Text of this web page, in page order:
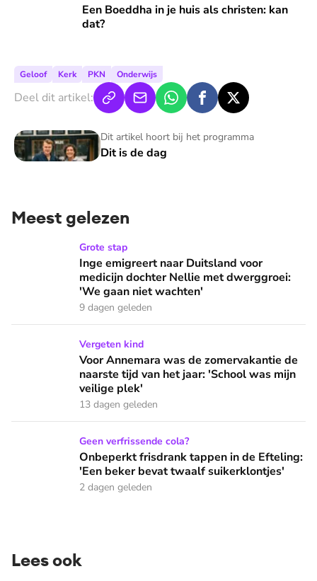
Een Boeddha in je huis als christen: kan
dat?
Een Boeddha in je huis als christen: kan dat?
Geloof Kerk PKN Onderwijs
Deel dit artikel:
Dit artikel hoort bij het programma
Dit is de dag
Dit is de dag
Meest gelezen
Inge emigreert naar Duitsland voor medicijn dochter
Grote stap
Inge emigreert naar Duitsland voor
medicijn dochter Nellie met dwerggroei:
'We gaan niet wachten'
9 dagen geleden
Voor Annemara was de zomervakantie de naarste tijd van
Vergeten kind
Voor Annemara was de zomervakantie de
naarste tijd van het jaar: 'School was mijn
veilige plek'
13 dagen geleden
Onbeperkt frisdrank tappen in de Efteling: 'Een beker
Geen verfrissende cola?
Onbeperkt frisdrank tappen in de Efteling:
'Een beker bevat twaalf suikerklontjes'
2 dagen geleden
Lees ook